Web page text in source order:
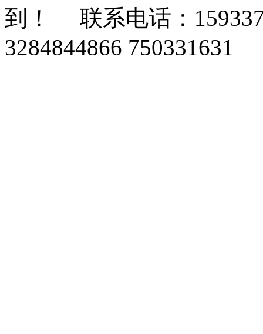
到！ 联系电话：
3284844866 750331631